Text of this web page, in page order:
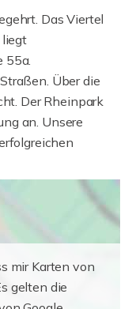
Das Viertel
liegt
55a.
Über die
Der Rheinpark
an. Unsere
mir Karten von
gelten die